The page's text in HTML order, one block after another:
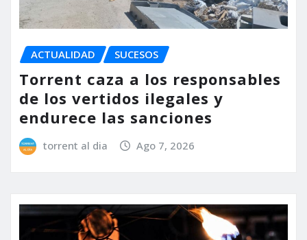
ACTUALIDAD SUCESOS
Torrent caza a los responsables
de los vertidos ilegales y
endurece las sanciones
torrent al dia Ago 7, 2026